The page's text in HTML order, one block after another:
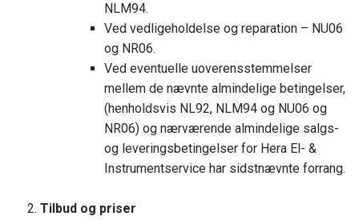
NLM94.
Ved vedligeholdelse og reparation – NU06
og NR06.
Ved eventuelle uoverensstemmelser
mellem de nævnte almindelige betingelser,
(henholdsvis NL92, NLM94 og NU06 og
NR06) og nærværende almindelige salgs-
og leveringsbetingelser for Hera El- &
Instrumentservice har sidstnævnte forrang.
Tilbud og priser